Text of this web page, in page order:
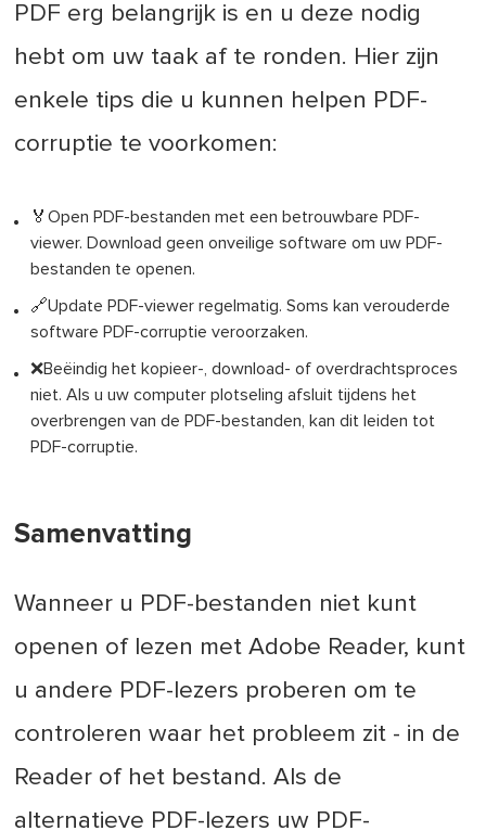
PDF erg belangrijk is en u deze nodig
hebt om uw taak af te ronden. Hier zijn
enkele tips die u kunnen helpen PDF-
corruptie te voorkomen:
🏅Open PDF-bestanden met een betrouwbare PDF-
viewer. Download geen onveilige software om uw PDF-
bestanden te openen.
🔗Update PDF-viewer regelmatig. Soms kan verouderde
software PDF-corruptie veroorzaken.
❌Beëindig het kopieer-, download- of overdrachtsproces
niet. Als u uw computer plotseling afsluit tijdens het
overbrengen van de PDF-bestanden, kan dit leiden tot
PDF-corruptie.
Samenvatting
Wanneer u PDF-bestanden niet kunt
openen of lezen met Adobe Reader, kunt
u andere PDF-lezers proberen om te
controleren waar het probleem zit - in de
Reader of het bestand. Als de
alternatieve PDF-lezers uw PDF-